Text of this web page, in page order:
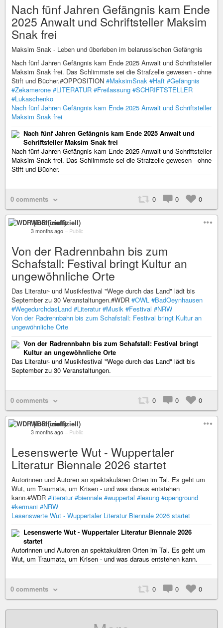
Nach fünf Jahren Gefängnis kam Ende
2025 Anwalt und Schriftsteller Maksim
Snak frei
Maksim Snak - Leben und überleben im belarussischen Gefängnis
Nach fünf Jahren Gefängnis kam Ende 2025 Anwalt und Schriftsteller
Maksim Snak frei. Das Schlimmste sei die Strafzelle gewesen - ohne
Stift und Bücher.#OPPOSITION #MaksimSnak #Haft #Gefängnis
#Zekamerone #LITERATUR #Freilassung #SCHRIFTSTELLER
#Lukaschenko
Nach fünf Jahren Gefängnis kam Ende 2025 Anwalt und Schriftsteller
Maksim Snak frei
Nach fünf Jahren Gefängnis kam Ende 2025 Anwalt und
Schriftsteller Maksim Snak frei
Nach fünf Jahren Gefängnis kam Ende 2025 Anwalt und Schriftsteller
Maksim Snak frei. Das Schlimmste sei die Strafzelle gewesen - ohne
Stift und Bücher.
0 comments 0 0 0
WDR (inoffiziell)
3 months ago – Public
Von der Radrennbahn bis zum
Schafstall: Festival bringt Kultur an
ungewöhnliche Orte
Das Literatur- und Musikfestival "Wege durch das Land" lädt bis
September zu 30 Veranstaltungen.#WDR #OWL #BadOeynhausen
#WegedurchdasLand #Literatur #Musik #Festival #NRW
Von der Radrennbahn bis zum Schafstall: Festival bringt Kultur an
ungewöhnliche Orte
Von der Radrennbahn bis zum Schafstall: Festival bringt
Kultur an ungewöhnliche Orte
Das Literatur- und Musikfestival "Wege durch das Land" lädt bis
September zu 30 Veranstaltungen.
0 comments 0 0 0
WDR (inoffiziell)
3 months ago – Public
Lesenswerte Wut - Wuppertaler
Literatur Biennale 2026 startet
Autorinnen und Autoren an spektakulären Orten im Tal. Es geht um
Wut, um Traumata, um Krisen - und was daraus entstehen
kann.#WDR #literatur #biennale #wuppertal #lesung #openground
#kermani #NRW
Lesenswerte Wut - Wuppertaler Literatur Biennale 2026 startet
Lesenswerte Wut - Wuppertaler Literatur Biennale 2026
startet
Autorinnen und Autoren an spektakulären Orten im Tal. Es geht um
Wut, um Traumata, um Krisen - und was daraus entstehen kann.
0 comments 0 0 0